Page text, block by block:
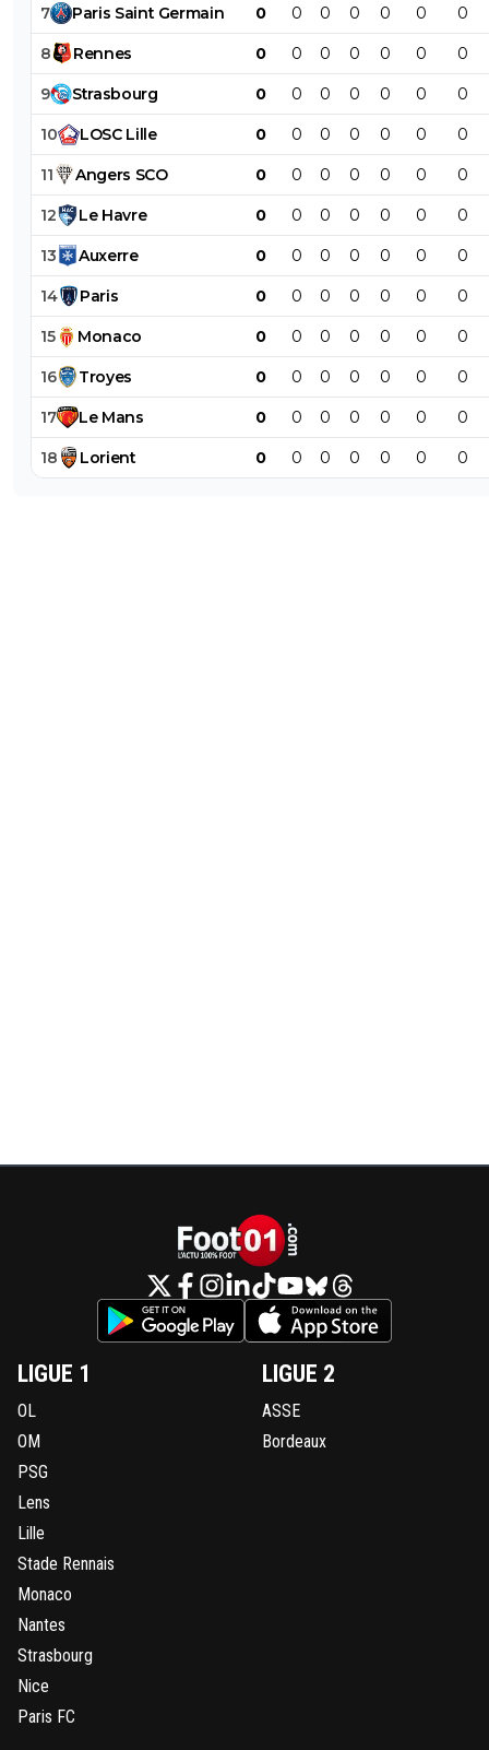
7 Paris Saint Germain 0 0 0 0 0 0 0
8 Rennes 0 0 0 0 0 0 0
9 Strasbourg 0 0 0 0 0 0 0
10 LOSC Lille 0 0 0 0 0 0 0
11 Angers SCO 0 0 0 0 0 0 0
12 Le Havre 0 0 0 0 0 0 0
13 Auxerre 0 0 0 0 0 0 0
14 Paris 0 0 0 0 0 0 0
15 Monaco 0 0 0 0 0 0 0
16 Troyes 0 0 0 0 0 0 0
17 Le Mans 0 0 0 0 0 0 0
18 Lorient 0 0 0 0 0 0 0
LIGUE 1
OL
OM
PSG
Lens
Lille
Stade Rennais
Monaco
Nantes
Strasbourg
Nice
Paris FC
LIGUE 2
ASSE
Bordeaux